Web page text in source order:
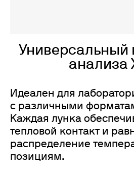
Универсальный
анализа
Идеален для
с различными
Каждая лунка
тепловой контакт и
распределение
позициям.